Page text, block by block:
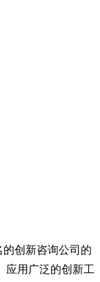
创新咨询公司的
应用广泛的创新工